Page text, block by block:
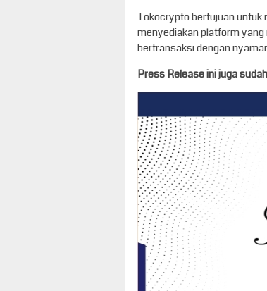
Tokocrypto bertujuan untuk
menyediakan platform
bertransaksi dengan
Press Release ini juga